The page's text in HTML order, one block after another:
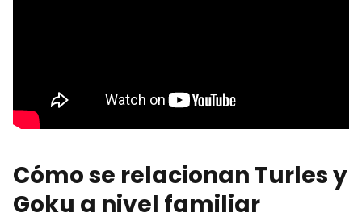
Cómo se relacionan Turles y
Goku a nivel familiar